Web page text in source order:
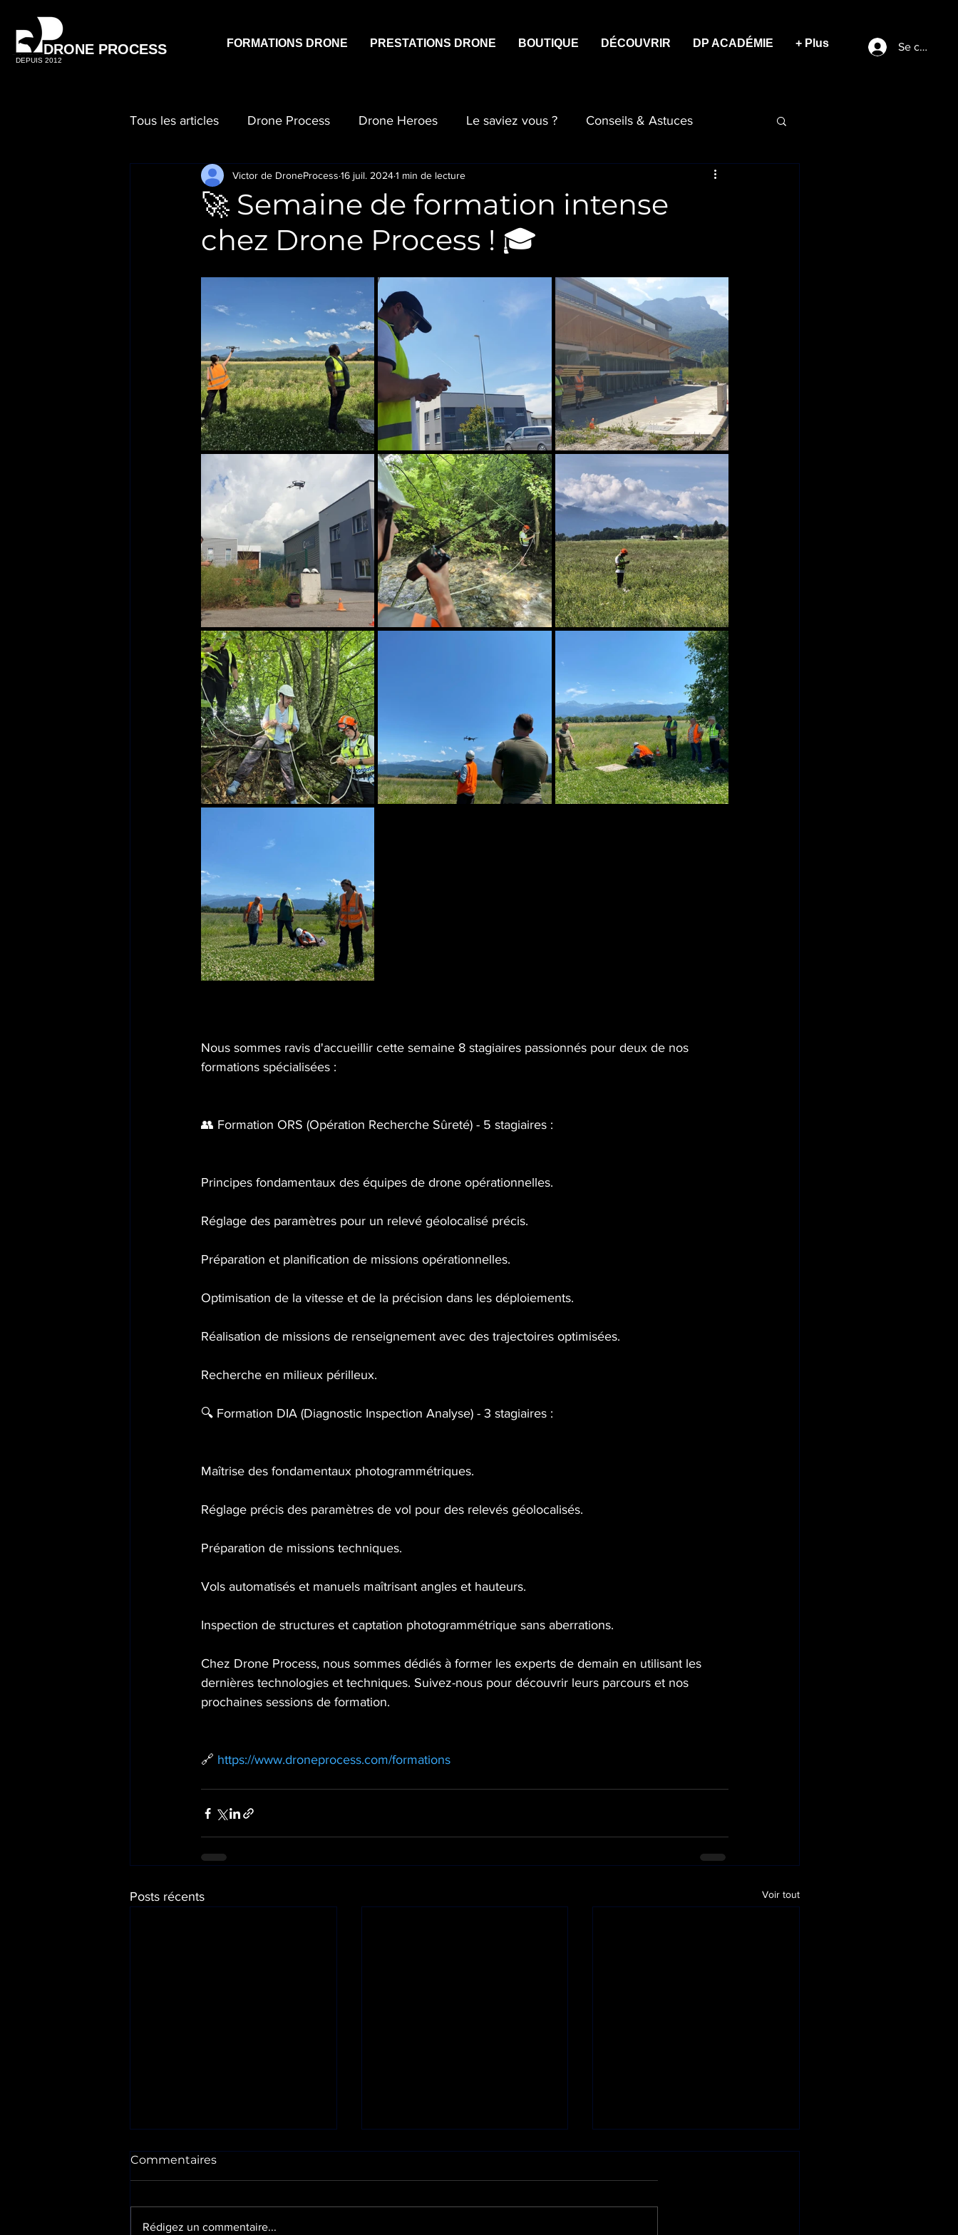
DRONE PROCESS
DEPUIS 2012
FORMATIONS DRONE PRESTATIONS DRONE BOUTIQUE DÉCOUVRIR DP ACADÉMIE + Plus Se
Tous les articles Drone Process Drone Heroes Le saviez vous ? Conseils & Astuces
🚀 Semaine de formation intense
chez Drone Process ! 🎓
Victor de DroneProcess 16 juil. 20241 min de lecture
Nous sommes ravis d'accueillir cette semaine 8 stagiaires passionnés pour deux de nos
formations spécialisées :
👥 Formation ORS (Opération Recherche Sûreté) - 5 stagiaires :
Principes fondamentaux des équipes de drone opérationnelles.
Réglage des paramètres pour un relevé géolocalisé précis.
Préparation et planification de missions opérationnelles.
Optimisation de la vitesse et de la précision dans les déploiements.
Réalisation de missions de renseignement avec des trajectoires optimisées.
Recherche en milieux périlleux.
🔍 Formation DIA (Diagnostic Inspection Analyse) - 3 stagiaires :
Maîtrise des fondamentaux photogrammétriques.
Réglage précis des paramètres de vol pour des relevés géolocalisés.
Préparation de missions techniques.
Vols automatisés et manuels maîtrisant angles et hauteurs.
Inspection de structures et captation photogrammétrique sans aberrations.
Chez Drone Process, nous sommes dédiés à former les experts de demain en utilisant les
dernières technologies et techniques. Suivez-nous pour découvrir leurs parcours et nos
prochaines sessions de formation.
🔗 https://www.droneprocess.com/formations
Posts récents Voir tout
Commentaires
Rédigez un commentaire...